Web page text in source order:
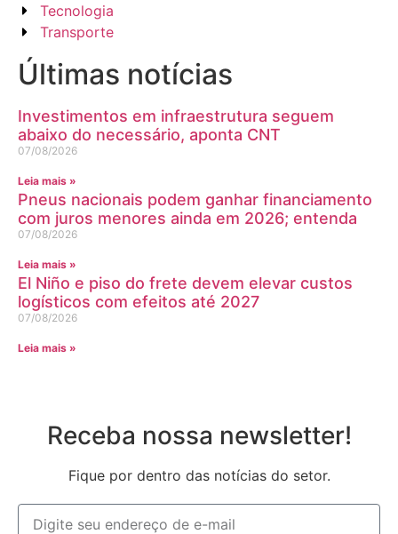
Tecnologia
Transporte
Últimas notícias
Investimentos em infraestrutura seguem
abaixo do necessário, aponta CNT
07/08/2026
Leia mais »
Pneus nacionais podem ganhar financiamento
com juros menores ainda em 2026; entenda
07/08/2026
Leia mais »
El Niño e piso do frete devem elevar custos
logísticos com efeitos até 2027
07/08/2026
Leia mais »
Receba nossa newsletter!
Fique por dentro das notícias do setor.